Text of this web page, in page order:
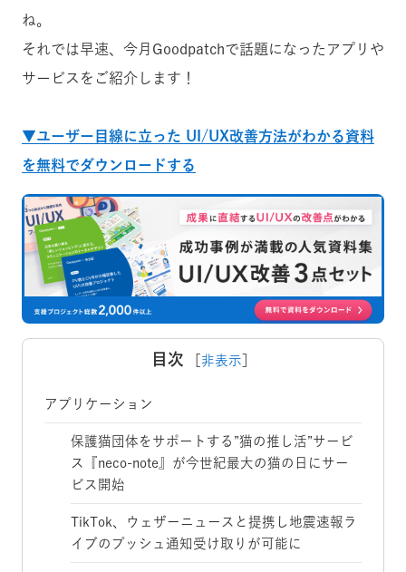
ね。
それでは早速、今月Goodpatchで話題になったアプリや
サービスをご紹介します！
▼ユーザー目線に立った UI/UX改善方法がわかる資料
を無料でダウンロードする
目次 非表示
アプリケーション
保護猫団体をサポートする”猫の推し活”サービ
ス『neco-note』が今世紀最大の猫の日にサー
ビス開始
TikTok、ウェザーニュースと提携し地震速報ラ
イブのプッシュ通知受け取りが可能に